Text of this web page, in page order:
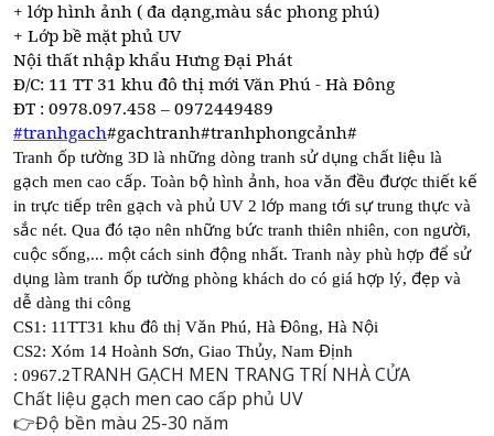
+ lớp hình ảnh ( đa dạng,màu sắc phong phú)
+ Lớp bề mặt phủ UV
Nội thất nhập khẩu Hưng Đại Phát
Đ/C: 11 TT 31 khu đô thị mới Văn Phú - Hà Đông
ĐT : 0978.097.458 – 0972449489
#tranhgach#gachtranh#tranhphongcảnh#
Tranh ốp tường 3D là những dòng tranh sửdụng chất liệu là
gạch men cao cấp. Toàn bộ hình ảnh, hoa văn đều được thiết kế
in trực tiếp trên gạch và phủ UV 2 lớp mang tới sựtrung thực và
sắc nét. Qua đó tạo nên những bức tranh thiên nhiên, con người,
cuộc sống,... một cách sinh động nhất. Tranh này phù hợp để sử
dụng làm tranh ốp tường phòng khách do có giá hợp lý, đẹp và
dễ dàng thi công
CS1: 11TT31 khu đô thị Văn Phú, Hà Đông, Hà Nội
CS2: Xóm 14 Hoành Sơn, Giao Thủy, Nam Định
: 0967.2TRANH GẠCH MEN TRANG TRÍ NHÀ CỬA
Chất liệu gạch men cao cấp phủ UV
👉Độ bền màu 25-30 năm